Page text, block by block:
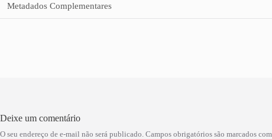
Metadados Complementares
Deixe um comentário
O seu endereço de e-mail não será publicado. Campos obrigatórios são marcados com